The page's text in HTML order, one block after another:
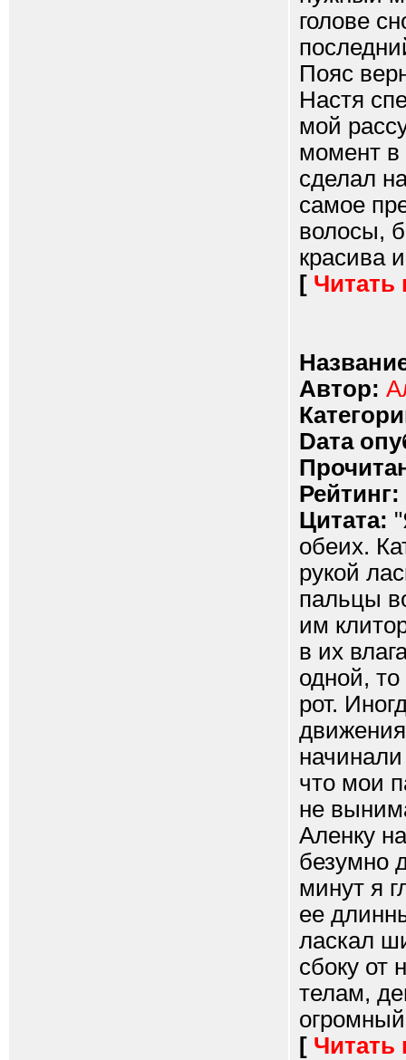
голове
Пояс
Настя
мой
момент в
сделал
самое
волосы,
красива
[ Читать
Автор:
Dата
Рейтинг:
Цитата:
обеих.
рукой
пальцы
им
в их
одной, то
рот.
что мои
не
Аленку
безумно
минут я
ее
ласкал
сбоку от
телам,
[ Читать